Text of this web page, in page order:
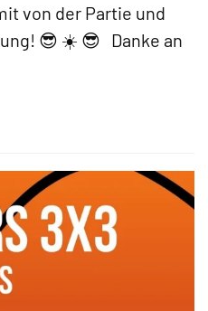
von der Partie und
😎 ☀️ 😎 Danke an